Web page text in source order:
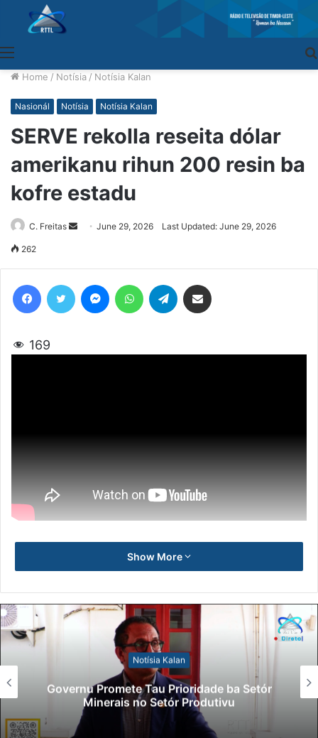
Home / Notísia / Notísia Kalan
Nasionál Notísia Notísia Kalan
SERVE rekolla reseita dólar
amerikanu rihun 200 resin ba
kofre estadu
C. Freitas
SendJune 29, 2026 Last Updated: June 29, 2026
262
169
Show More
Notísia Kalan
Governu Promete Tau Prioridade ba Setór
Minerais no Setór Produtivu